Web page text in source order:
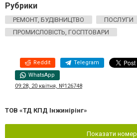
Рубрики
РЕМОНТ, БУДІВНИЦТВО
ПОСЛУГИ
ПРОМИСЛОВІСТЬ, ГОСПТОВАРИ
Reddit Telegram
WhatsApp
09:28, 20 квітня, №126748
ТОВ «ТД КПД Інжинірінг»
Показати номер